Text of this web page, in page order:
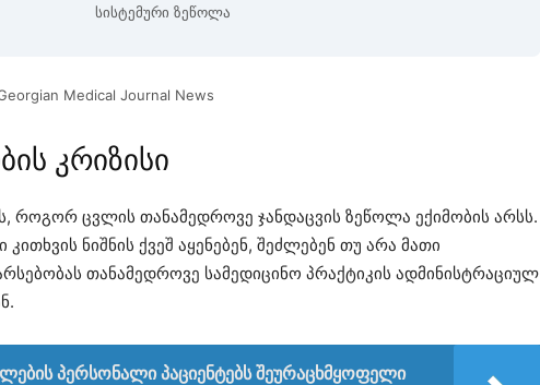
სისტემური ზეწოლა
Medical Journal News
კრიზისი
როგორ ცვლის თანამედროვე ჯანდაცვის ზეწოლა ექიმობის არსს.
ნიშნის ქვეშ აყენებენ, შეძლებენ თუ არა მათი
თანამედროვე სამედიცინო პრაქტიკის ადმინისტრაციულ
პერსონალი პაციენტებს შეურაცხმყოფელი